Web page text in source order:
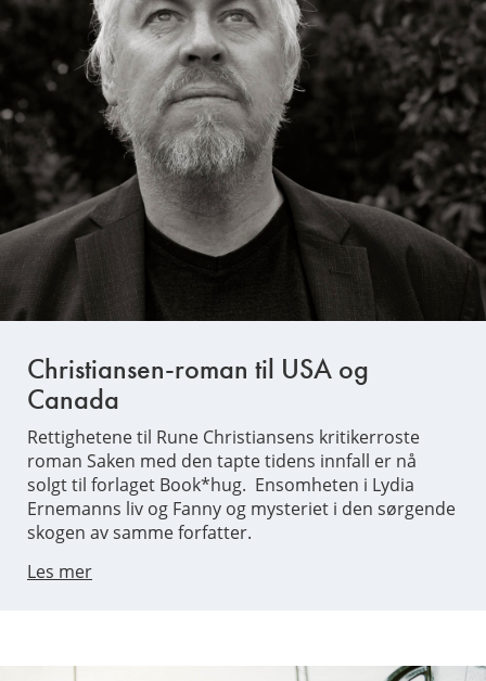
Christiansen-roman til USA og
Canada
Rettighetene til Rune Christiansens kritikerroste
roman Saken med den tapte tidens innfall er nå
solgt til forlaget Book*hug. Ensomheten i Lydia
Ernemanns liv og Fanny og mysteriet i den sørgende
skogen av samme forfatter.
Les mer